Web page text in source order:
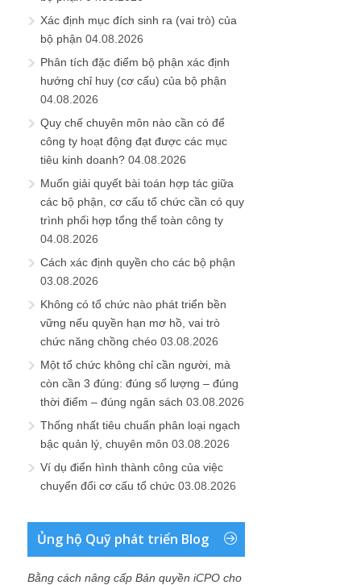
Xác định mục đích sinh ra (vai trò) của
bộ phận 04.08.2026
Phân tích đặc điểm bộ phận xác định
hướng chỉ huy (cơ cấu) của bộ phận
04.08.2026
Quy chế chuyên môn nào cần có để
công ty hoạt động đạt được các mục
tiêu kinh doanh? 04.08.2026
Muốn giải quyết bài toán hợp tác giữa
các bộ phận, cơ cấu tổ chức cần có quy
trình phối hợp tổng thể toàn công ty
04.08.2026
Cách xác định quyền cho các bộ phận
03.08.2026
Không có tổ chức nào phát triển bền
vững nếu quyền hạn mơ hồ, vai trò
chức năng chồng chéo 03.08.2026
Một tổ chức không chỉ cần người, mà
còn cần 3 đúng: đúng số lượng – đúng
thời điểm – đúng ngân sách 03.08.2026
Thống nhất tiêu chuẩn phân loại ngạch
bậc quản lý, chuyên môn 03.08.2026
Ví dụ điển hình thành công của việc
chuyển đổi cơ cấu tổ chức 03.08.2026
Ủng hộ Quỹ phát triển Blog
Bằng cách nâng cấp Bản quyền iCPO cho